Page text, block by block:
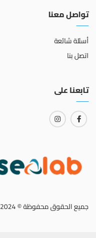
تواصل معنا
أسئلة شائعة
اتصل بنا
تابعنا على
جميع الحقوق محفوظة © 2024